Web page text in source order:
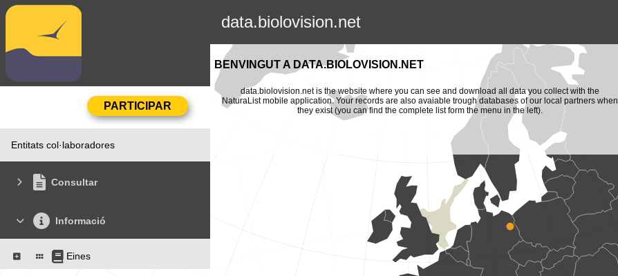
data.biolovision.net
Entitats col·laboradores
Consultar
Informació
Eines
BENVINGUT A DATA.BIOLOVISION.NET
data.biolovision.net is the website where you can see and download all data you collect with the
NaturaList mobile application. Your records are also avaiable trough databases of our local partners when
they exist (you can find the complete list form the menu in the left).